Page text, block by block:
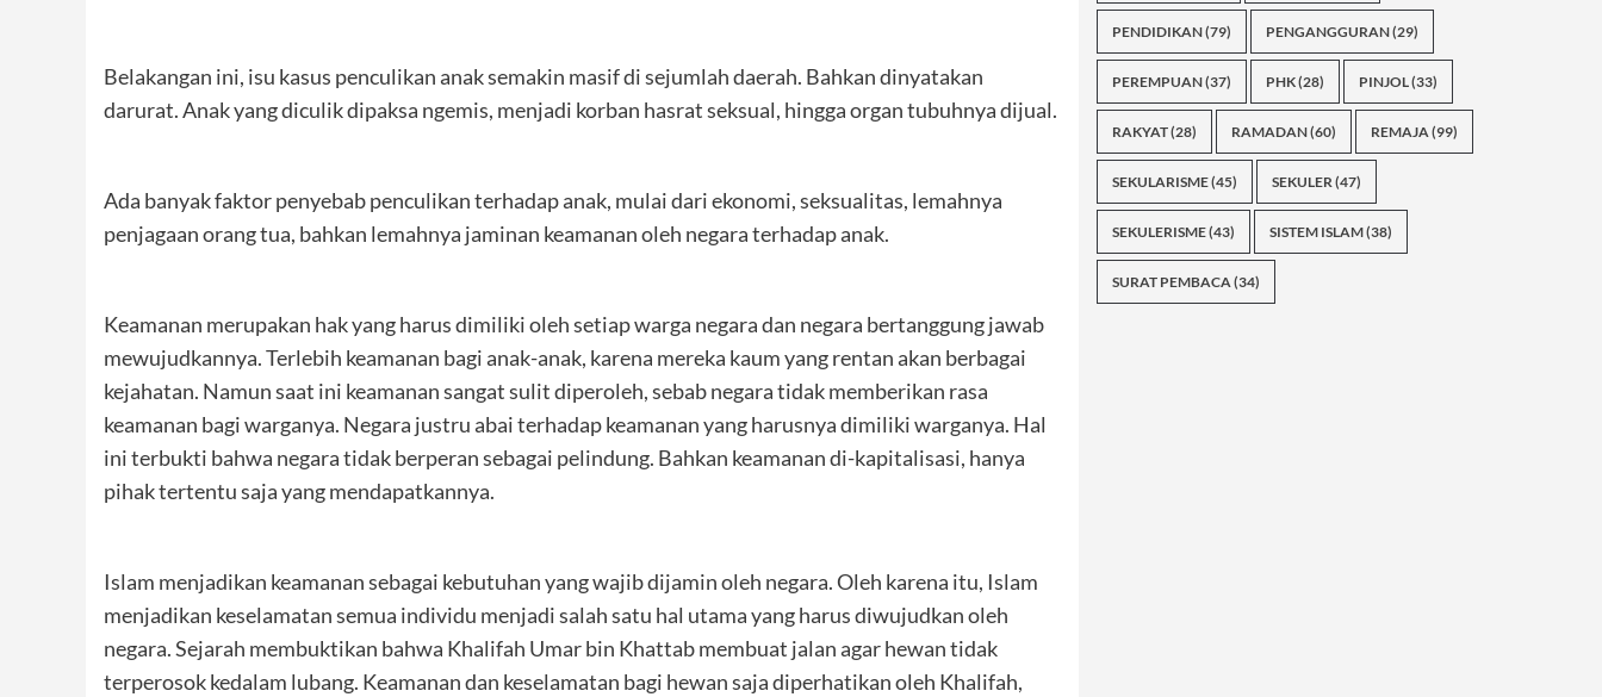
Belakangan ini, isu kasus penculikan anak semakin masif di sejumlah daerah. Bahkan dinyatakan
darurat. Anak yang diculik dipaksa ngemis, menjadi korban hasrat seksual, hingga organ tubuhnya dijual.
Ada banyak faktor penyebab penculikan terhadap anak, mulai dari ekonomi, seksualitas, lemahnya
penjagaan orang tua, bahkan lemahnya jaminan keamanan oleh negara terhadap anak.
Keamanan merupakan hak yang harus dimiliki oleh setiap warga negara dan negara bertanggung jawab
mewujudkannya. Terlebih keamanan bagi anak-anak, karena mereka kaum yang rentan akan berbagai
kejahatan. Namun saat ini keamanan sangat sulit diperoleh, sebab negara tidak memberikan rasa
keamanan bagi warganya. Negara justru abai terhadap keamanan yang harusnya dimiliki warganya. Hal
ini terbukti bahwa negara tidak berperan sebagai pelindung. Bahkan keamanan di-kapitalisasi, hanya
pihak tertentu saja yang mendapatkannya.
Islam menjadikan keamanan sebagai kebutuhan yang wajib dijamin oleh negara. Oleh karena itu, Islam
menjadikan keselamatan semua individu menjadi salah satu hal utama yang harus diwujudkan oleh
negara. Sejarah membuktikan bahwa Khalifah Umar bin Khattab membuat jalan agar hewan tidak
terperosok kedalam lubang. Keamanan dan keselamatan bagi hewan saja diperhatikan oleh Khalifah,
PENDIDIKAN(79) PENGANGGURAN(29)
PEREMPUAN(37) PHK(28) PINJOL(33)
RAKYAT(28) RAMADAN(60) REMAJA(99)
SEKULARISME(45) SEKULER(47)
SEKULERISME(43) SISTEM ISLAM(38)
SURAT PEMBACA(34)